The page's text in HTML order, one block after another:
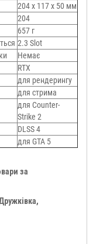
204 х 117 х 50 мм
204
657 г
2.3 Slot
Немає
RTX
для рендерингу
для стрима
для Counter-
Strike 2
DLSS 4
для GTA 5
за